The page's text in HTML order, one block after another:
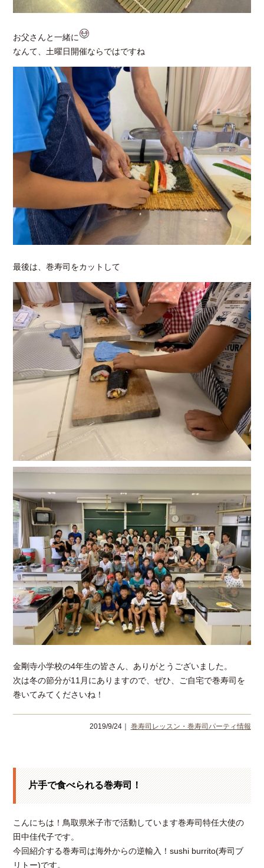
お父さんと一緒に
なんて、土曜日開催ならではですね
最後は、巻寿司をカットして
金剛寺小学校の4年生の皆さん、ありがとうございました。
次は冬の節分が11月にありますので、ぜひ、ご自宅で巻寿司を
巻いてみてくださいね！
2019/9/24｜ 巻寿司レッスン・巻寿司パーティ情報
片手で食べられる巻寿司！
こんにちは！鳥取県米子市で活動しています巻寿司特任大使の
田中佳代子です。
今回紹介する巻寿司は海外からの逆輸入！sushi burrito(寿司ブ
リトー)です。